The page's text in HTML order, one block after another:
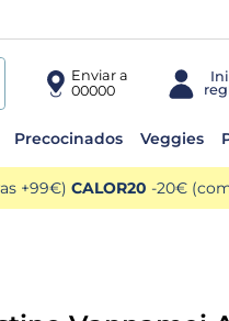
Enviar a
00000
Precocinados Veggies
+99€) CALOR20 -20€